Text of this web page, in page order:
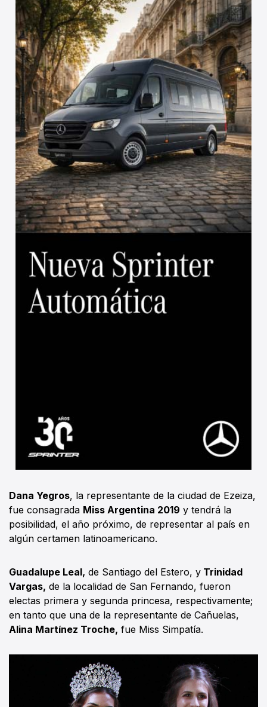
Dana Yegros, la representante de la ciudad de Ezeiza,
fue consagrada Miss Argentina 2019 y tendrá la
posibilidad, el año próximo, de representar al país en
algún certamen latinoamericano.
Guadalupe Leal, de Santiago del Estero, y Trinidad
Vargas, de la localidad de San Fernando, fueron
electas primera y segunda princesa, respectivamente;
en tanto que una de la representante de Cañuelas,
Alina Martínez Troche, fue Miss Simpatía.